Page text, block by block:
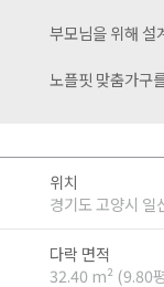
부모님을 위해 설
노플핏 맞춤가구
위치
경기도 고양시 일
다락 면적
32.40 m² (9.80